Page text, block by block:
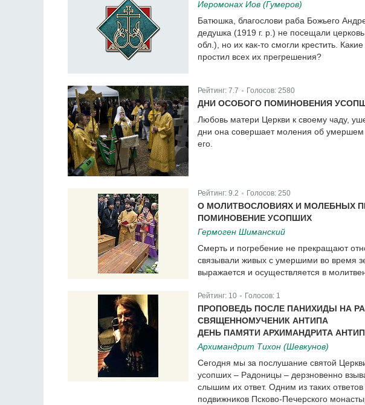
Иеромонах Иов (Гумеров)
Батюшка, благослови раба Божьего
дедушка (1919 г. р.) не посещали
обл.), но их как-то смогли крестить.
простил всех их прегрешения?
Рейтинг: 7.7 Голосов: 2580
ДНИ ОСОБОГО ПОМИНОВЕНИЯ
Любовь матери Церкви к своему чаду,
дни она совершает моления об умершем
его.
Рейтинг: 9.2 Голосов: 250
О МОЛИТВОСЛОВИЯХ И МОЛЕБНЫХ
ПОМИНОВЕНИЕ УСОПШИХ
Гермоген Шиманский
Смерть и погребение не прекращают
связывали живых с умершими во время
выражается и осуществляется в
Рейтинг: 10 Голосов: 1
ПРОПОВЕДЬ ПОСЛЕ ПАНИХИДЫ НА
СВЯЩЕННОМУЧЕНИК АНТИПА
ДЕНЬ ПАМЯТИ АРХИМАНДРИТА
Архимандрит Тихон (Шевкунов)
Сегодня мы за послушание святой
усопших – Радоницы – дерзновенно
слышим их ответ. Одним из таких
подвижников Псково-Печерского